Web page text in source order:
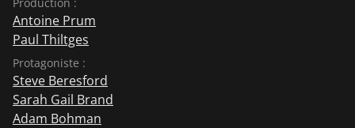
Antoine Prum
Paul Thiltges
Protagoniste :
Steve Beresford
Sarah Gail Brand
Adam Bohman